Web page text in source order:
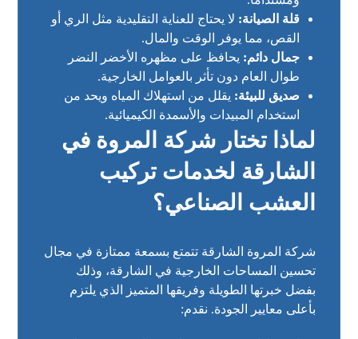
قلة الصيانة:
القص، مما يوفر الوقت والمال.
جمال دائم:
طوال العام دون تأثر بالعوامل الخارجية.
صديق للبيئة:
استخدام المبيدات والأسمدة الكيميائية.
العشب الصناعي؟
بأعلى معايير الجودة. نقدم: